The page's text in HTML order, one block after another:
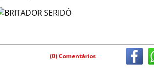
(0) Comentários